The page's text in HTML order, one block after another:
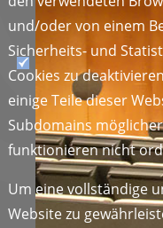
und/oder von einem
Sicherheits- und
Cookies zu
einige Teile dieser
Subdomains
funktionieren nicht
Um eine vollständige
Website zu